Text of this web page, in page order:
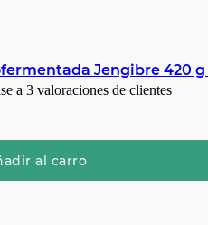
Jengibre 420 g
a 3 valoraciones de clientes
al carro